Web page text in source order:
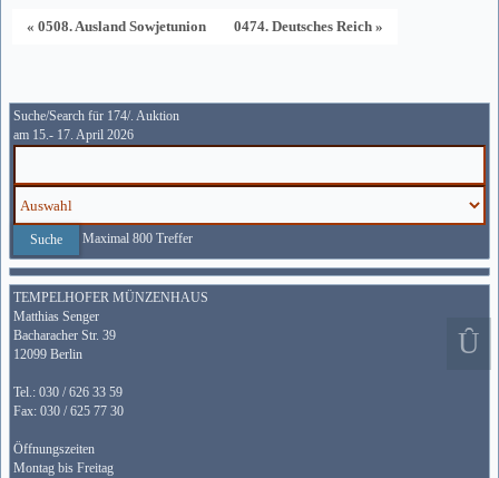
« 0508. Ausland Sowjetunion 0474. Deutsches Reich »
Suche/Search für 174/. Auktion
am 15.- 17. April 2026
Maximal 800 Treffer
TEMPELHOFER MÜNZENHAUS
Matthias Senger
Bacharacher Str. 39
12099 Berlin
Tel.: 030 / 626 33 59
Fax: 030 / 625 77 30
Öffnungszeiten
Montag bis Freitag